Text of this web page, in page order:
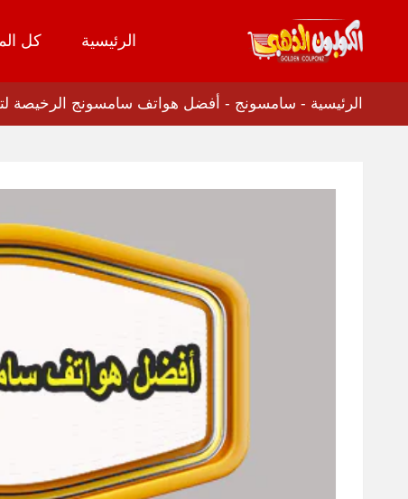
تخطي
المحتوى
الرئيسية كل
الرئيسية - سامسونج - أفضل هواتف سامسونج الرخيصة